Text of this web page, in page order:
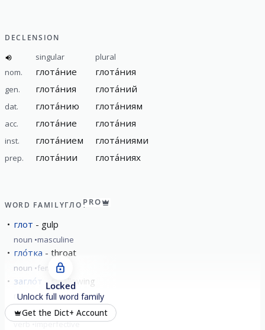
DECLENSION
singular
plural
nom.
глота́ние глота́ния
gen. глота́ния глота́ний
dat. глота́нию глота́ниям
acc. глота́ние глота́ния
inst. глота́нием глота́ниями
prep. глота́нии глота́ниях
WORD FAMILYГЛОТPRO
глот gulp
noun masculine
гло́тка throat
noun feminine
загло́т swallowing
noun masculine
глота́ть to swallow
verb imperfective
Locked
Unlock full word family
Get the Dict+ Account